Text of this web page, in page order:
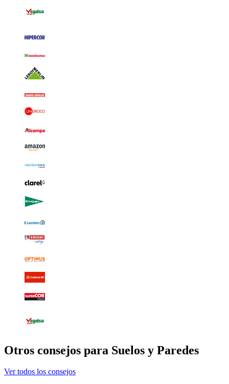
Otros consejos para Suelos y Paredes
Ver todos los consejos